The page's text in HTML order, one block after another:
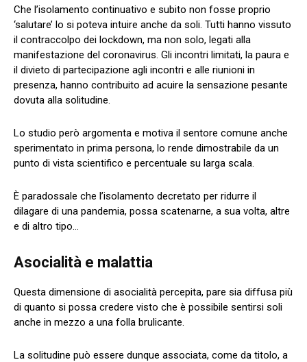
Che l’isolamento continuativo e subito non fosse proprio
‘salutare’ lo si poteva intuire anche da soli. Tutti hanno vissuto
il contraccolpo dei lockdown, ma non solo, legati alla
manifestazione del coronavirus. Gli incontri limitati, la paura e
il divieto di partecipazione agli incontri e alle riunioni in
presenza, hanno contribuito ad acuire la sensazione pesante
dovuta alla solitudine.
Lo studio però argomenta e motiva il sentore comune anche
sperimentato in prima persona, lo rende dimostrabile da un
punto di vista scientifico e percentuale su larga scala.
È paradossale che l’isolamento decretato per ridurre il
dilagare di una pandemia, possa scatenarne, a sua volta, altre
e di altro tipo…
Asocialità e malattia
Questa dimensione di asocialità percepita, pare sia diffusa più
di quanto si possa credere visto che è possibile sentirsi soli
anche in mezzo a una folla brulicante.
La solitudine può essere dunque associata, come da titolo, a